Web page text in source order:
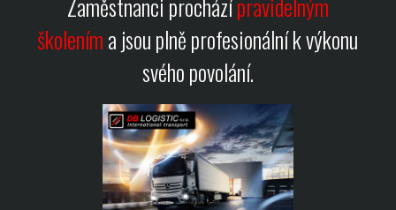
Zaměstnanci procházípravidelným
školeníma jsou plně profesionální k výkonu
svého povolání.